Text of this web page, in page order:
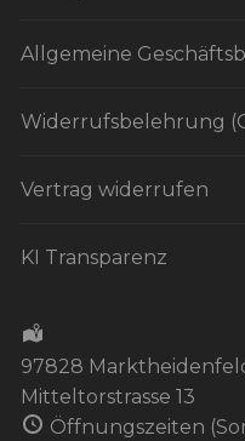
Allgemeine
Widerrufsbelehrung
Vertrag widerrufen
KI Transparenz
97828
Mitteltorstrasse 13
Öffnungszeiten